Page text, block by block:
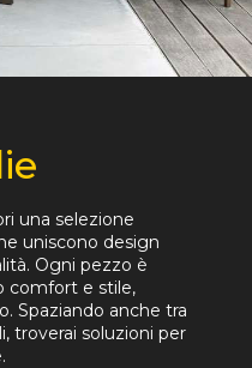
una selezione
uniscono design
Ogni pezzo è
comfort e stile,
Spaziando anche tra
troverai soluzioni per